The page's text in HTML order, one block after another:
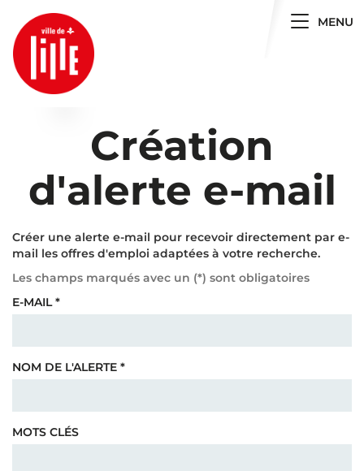
Toggle
MENU
Création
d'alerte e-mail
Créer une alerte e-mail pour recevoir directement par e-
mail les offres d'emploi adaptées à votre recherche.
Les champs marqués avec un (*) sont obligatoires
E-MAIL *
NOM DE L'ALERTE *
MOTS CLÉS